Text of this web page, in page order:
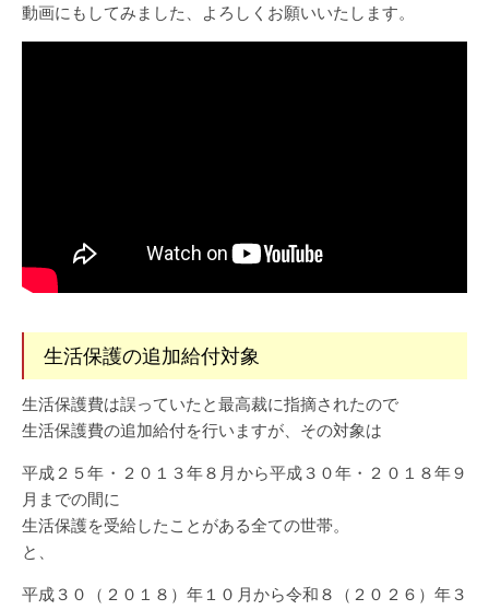
動画にもしてみました、よろしくお願いいたします。
生活保護の追加給付対象
生活保護費は誤っていたと最高裁に指摘されたので
生活保護費の追加給付を行いますが、その対象は
平成２５年・２０１３年８月から平成３０年・２０１８年９
月までの間に
生活保護を受給したことがある全ての世帯。
と、
平成３０（２０１８）年１０月から令和８（２０２６）年３